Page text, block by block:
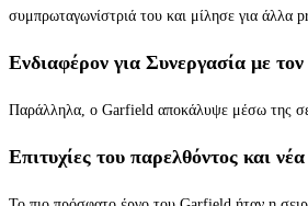
συμπρωταγωνίστριά του και μίλησε για άλλα
Ενδιαφέρον για Συνεργασία με
Παράλληλα, ο Garfield αποκάλυψε μέσω της
Επιτυχίες του παρελθόντος και